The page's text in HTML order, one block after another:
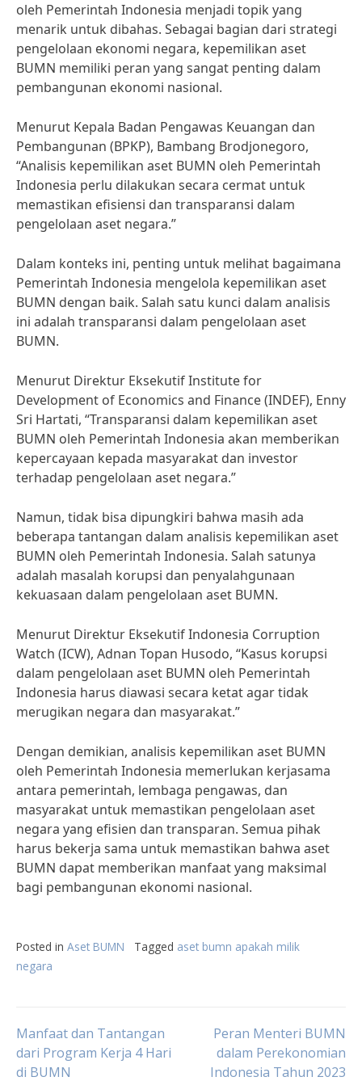
oleh Pemerintah Indonesia menjadi topik yang
menarik untuk dibahas. Sebagai bagian dari strategi
pengelolaan ekonomi negara, kepemilikan aset
BUMN memiliki peran yang sangat penting dalam
pembangunan ekonomi nasional.
Menurut Kepala Badan Pengawas Keuangan dan
Pembangunan (BPKP), Bambang Brodjonegoro,
“Analisis kepemilikan aset BUMN oleh Pemerintah
Indonesia perlu dilakukan secara cermat untuk
memastikan efisiensi dan transparansi dalam
pengelolaan aset negara.”
Dalam konteks ini, penting untuk melihat bagaimana
Pemerintah Indonesia mengelola kepemilikan aset
BUMN dengan baik. Salah satu kunci dalam analisis
ini adalah transparansi dalam pengelolaan aset
BUMN.
Menurut Direktur Eksekutif Institute for
Development of Economics and Finance (INDEF), Enny
Sri Hartati, “Transparansi dalam kepemilikan aset
BUMN oleh Pemerintah Indonesia akan memberikan
kepercayaan kepada masyarakat dan investor
terhadap pengelolaan aset negara.”
Namun, tidak bisa dipungkiri bahwa masih ada
beberapa tantangan dalam analisis kepemilikan aset
BUMN oleh Pemerintah Indonesia. Salah satunya
adalah masalah korupsi dan penyalahgunaan
kekuasaan dalam pengelolaan aset BUMN.
Menurut Direktur Eksekutif Indonesia Corruption
Watch (ICW), Adnan Topan Husodo, “Kasus korupsi
dalam pengelolaan aset BUMN oleh Pemerintah
Indonesia harus diawasi secara ketat agar tidak
merugikan negara dan masyarakat.”
Dengan demikian, analisis kepemilikan aset BUMN
oleh Pemerintah Indonesia memerlukan kerjasama
antara pemerintah, lembaga pengawas, dan
masyarakat untuk memastikan pengelolaan aset
negara yang efisien dan transparan. Semua pihak
harus bekerja sama untuk memastikan bahwa aset
BUMN dapat memberikan manfaat yang maksimal
bagi pembangunan ekonomi nasional.
Posted in Aset BUMN Tagged aset bumn apakah milik
negara
Post
Manfaat dan Tantangan
dari Program Kerja 4 Hari
di BUMN
Peran Menteri BUMN
dalam Perekonomian
Indonesia Tahun 2023